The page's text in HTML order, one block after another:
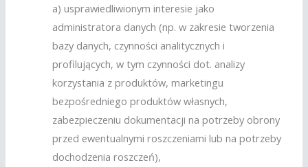
a) usprawiedliwionym interesie jako
administratora danych (np. w zakresie tworzenia
bazy danych, czynności analitycznych i
profilujących, w tym czynności dot. analizy
korzystania z produktów, marketingu
bezpośredniego produktów własnych,
zabezpieczeniu dokumentacji na potrzeby obrony
przed ewentualnymi roszczeniami lub na potrzeby
dochodzenia roszczeń),